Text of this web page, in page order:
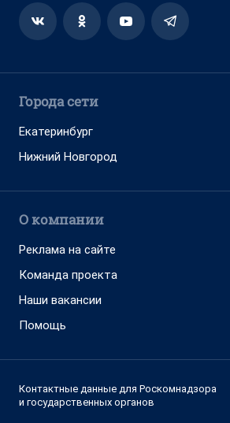
Города сети
Екатеринбург
Нижний Новгород
О компании
Реклама на сайте
Команда проекта
Наши вакансии
Помощь
Контактные данные для Роскомнадзора
и государственных органов